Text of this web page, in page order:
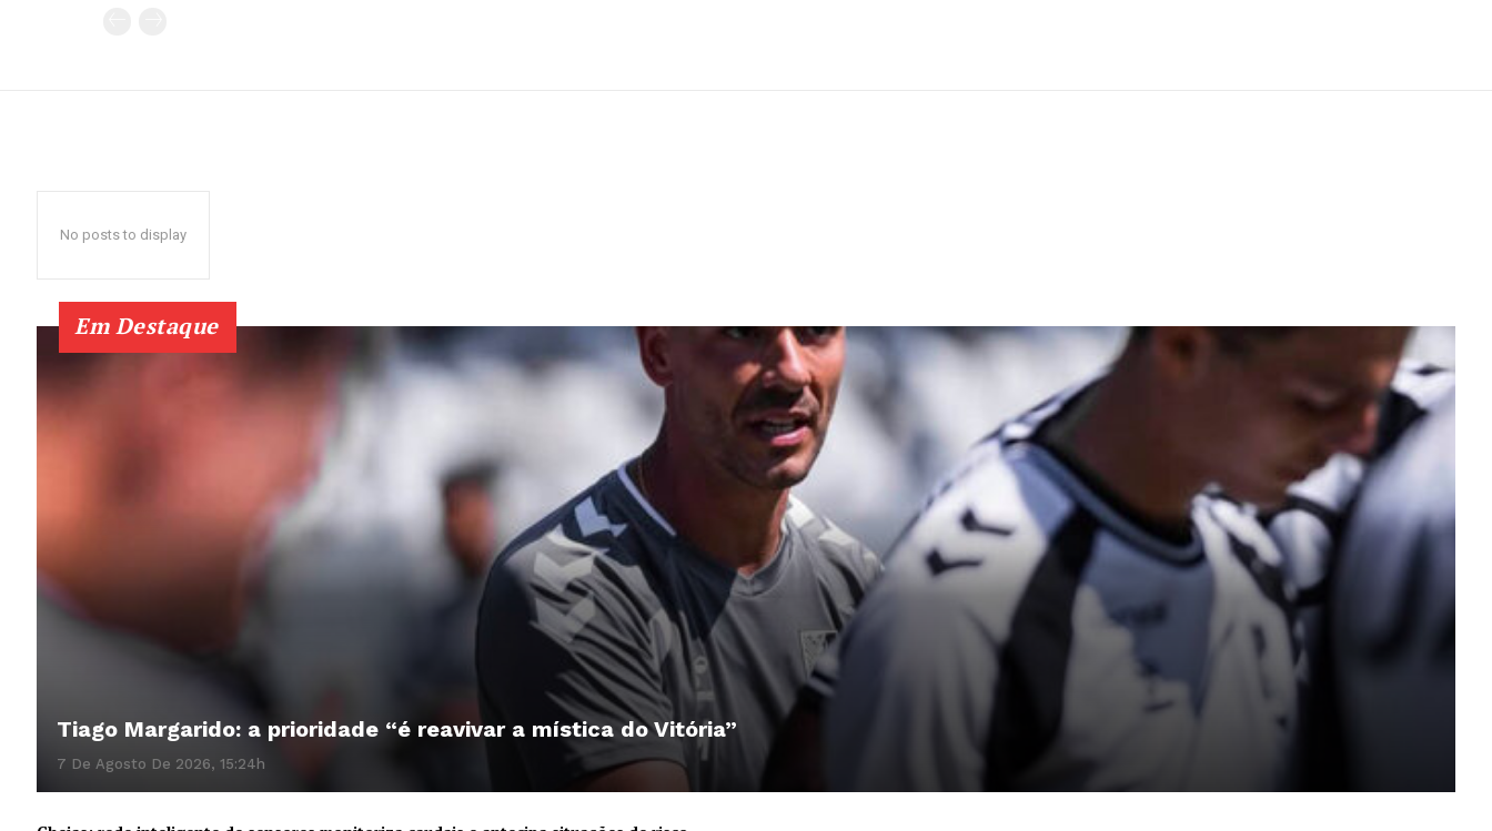
No posts to display
Em Destaque
Tiago Margarido: a prioridade “é reavivar a mística do Vitória”
7 De Agosto De 2026, 15:24h